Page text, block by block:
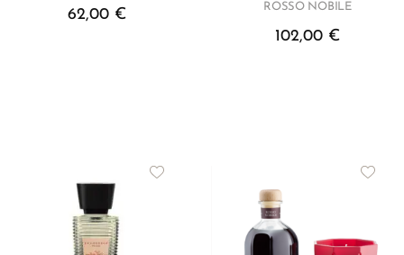
62,00 € ROSSO NOBILE
102,00 €